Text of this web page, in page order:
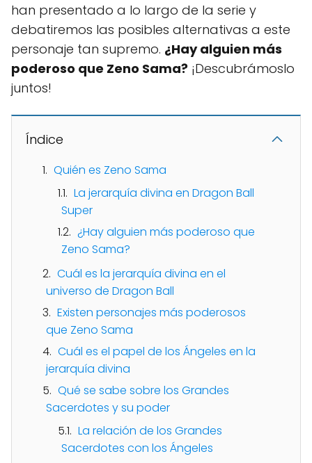
han presentado a lo largo de la serie y
debatiremos las posibles alternativas a este
personaje tan supremo. ¿Hay alguien más
poderoso que Zeno Sama? ¡Descubrámoslo
juntos!
Índice
Quién es Zeno Sama
La jerarquía divina en Dragon Ball
Super
¿Hay alguien más poderoso que
Zeno Sama?
Cuál es la jerarquía divina en el
universo de Dragon Ball
Existen personajes más poderosos
que Zeno Sama
Cuál es el papel de los Ángeles en la
jerarquía divina
Qué se sabe sobre los Grandes
Sacerdotes y su poder
La relación de los Grandes
Sacerdotes con los Ángeles